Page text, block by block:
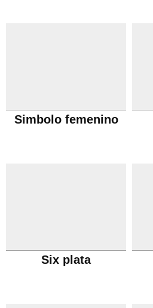
Simbolo femenino
Six plata